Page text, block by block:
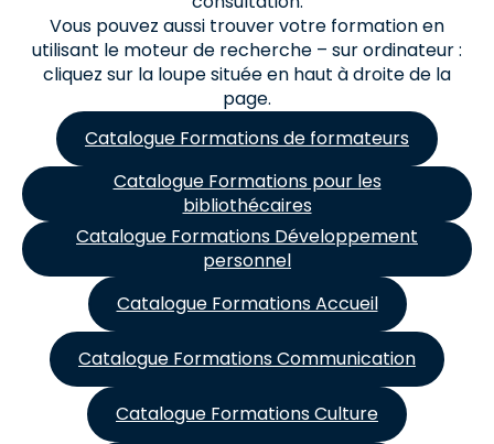
Vous pouvez aussi trouver votre formation en
utilisant le moteur de recherche – sur ordinateur :
cliquez sur la loupe située en haut à droite de la
page.
Catalogue Formations de formateurs
Catalogue Formations pour les
bibliothécaires
Catalogue Formations Développement
personnel
Catalogue Formations Accueil
Catalogue Formations Communication
Catalogue Formations Culture